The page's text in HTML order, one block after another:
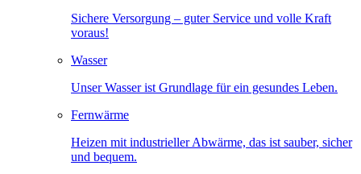
Sichere Versorgung – guter Service und volle Kraft
voraus!
Wasser
Unser Wasser ist Grundlage für ein gesundes Leben.
Fernwärme
Heizen mit industrieller Abwärme, das ist sauber, sicher
und bequem.